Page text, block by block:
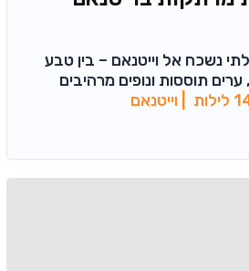
נשכח אל וייטנאם – בין טבע
תוססות ונופים מרהיבים